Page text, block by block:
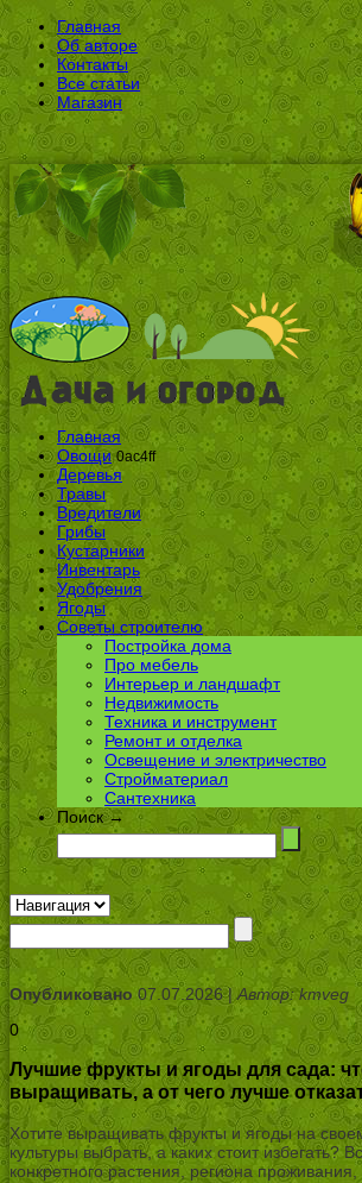
Главная
Об авторе
Контакты
Все статьи
Магазин
Главная
Овощи 0ac4ff
Деревья
Травы
Вредители
Грибы
Кустарники
Инвентарь
Удобрения
Ягоды
Советы строителю
Постройка дома
Про мебель
Интерьер и ландшафт
Недвижимость
Техника и инструмент
Ремонт и отделка
Освещение и электричество
Стройматериал
Сантехника
Поиск →
Опубликовано07.07.2026 |Автор: kmveg
0
Лучшие фрукты и ягоды для сада:
выращивать, а от чего лучше
Хотите выращивать фрукты и ягоды на
культуры выбрать, а каких стоит избегать?
конкретного растения, региона проживания,